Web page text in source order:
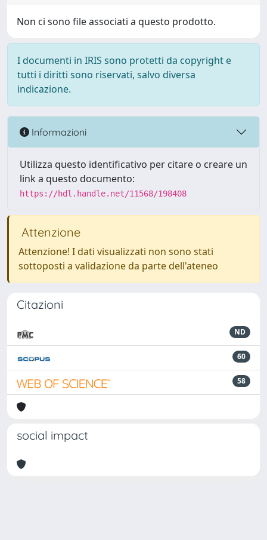
Non ci sono file associati a questo prodotto.
I documenti in IRIS sono protetti da copyright e
tutti i diritti sono riservati, salvo diversa
indicazione.
Informazioni
Utilizza questo identificativo per citare o creare un
link a questo documento:
https://hdl.handle.net/11568/198408
Attenzione
Attenzione! I dati visualizzati non sono stati
sottoposti a validazione da parte dell'ateneo
Citazioni
ND
60
58
social impact